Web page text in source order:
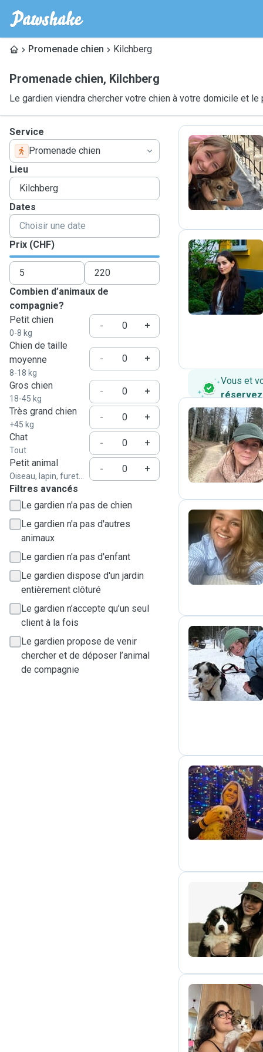
Promenade chien Kilchberg
Promenade chien, Kilchberg
Le gardien viendra chercher votre chien à votre domicile et
Service
Promenade chien
Lieu
Dates
Prix (CHF)
Combien d’animaux de
compagnie?
Petit chien
0-8 kg
-
+
Chien de taille
moyenne
8-18 kg
- +
Gros chien
18-45 kg
-
+
Très grand chien
+45 kg
-
+
Chat
Tout
-
+
Petit animal
Oiseau, lapin, furet...
-
+
Filtres avancés
Le gardien n'a pas de chien
Le gardien n'a pas d'autres
animaux
Le gardien n'a pas d'enfant
Le gardien dispose d'un jardin
entièrement clôturé
Le gardien n’accepte qu’un seul
client à la fois
Le gardien propose de venir
chercher et de déposer l’animal
de compagnie
E
R
Vous et
réservez
A
J
N
R
A
D